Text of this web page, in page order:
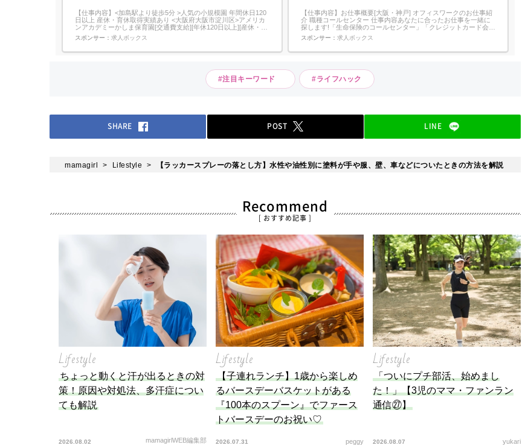
【仕事内容】<加島駅より徒歩5分 >人気の小規模園 年間休日120
日以上 産休・育休取得実績あり <大阪府大阪市淀川区>アメリカ
ンアカデミーかしま保育園[交通費支給][年休120日以上][産休・育
児休暇][経験者優遇][駅チカ]<施設情報>:<施設名>:アメリカンアカ
デミーかしま保育園<施設種類>:認可外保育園<最寄駅・アクセス
スポンサー： 求人ボックス
【仕事内容】お仕事概要[大阪・神戸] オフィスワークのお仕事紹
介 職種コールセンター 仕事内容あなたに合ったお仕事を一緒に
探します!「生命保険のコールセンター」「クレジットカード会社
の事務」など、未経験からはじめられるお仕事もたくさん。所要
時間は20分程度で、WEB面談OK! 勤務日全日週3～5日 平日のみ
スポンサー： 求人ボックス
#注目キーワード #ライフハック
SHARE POST LINE
mamagirl Lifestyle 【ラッカースプレーの落とし方】水性や油性別に塗料が手や服、壁、車などについたときの方法を解説
Recommend
[ おすすめ記事 ]
Lifestyle
ちょっと動くと汗が出るときの対
策！原因や対処法、多汗症につい
ても解説
2026.08.02 mamagirlWEB編集部
Lifestyle
【子連れランチ】1歳から楽しめ
るバースデーバスケットがある
『100本のスプーン』でファース
トバースデーのお祝い♡
2026.07.31 peggy
Lifestyle
「ついにプチ部活、始めまし
た！」【3児のママ・ファンラン
通信㉗】
2026.08.07 yukari